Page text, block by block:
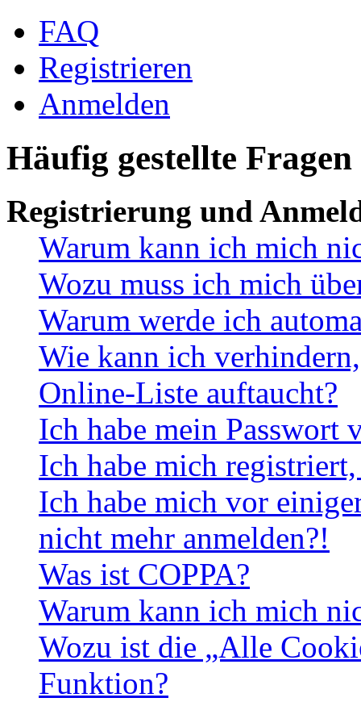
FAQ
Registrieren
Anmelden
Häufig gestellte Fragen
Registrierung und
Warum kann ich mich
Wozu muss ich mich
Warum werde ich
Wie kann ich
Online-Liste auftaucht?
Ich habe mein Passwort
Ich habe mich
Ich habe mich vor
nicht mehr anmelden?!
Was ist COPPA?
Warum kann ich mich
Wozu ist die „Alle
Funktion?